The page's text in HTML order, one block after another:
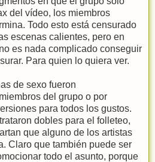
del vídeo, los miembros
Todo esto está censurado
escenas calientes, pero en
es nada complicado conseguir
Para quien lo quiera ver.
de sexo fueron
del grupo o por
para todos los gustos.
dobles para el folleteo,
que alguno de los artistas
Claro que también puede ser
todo el asunto, porque